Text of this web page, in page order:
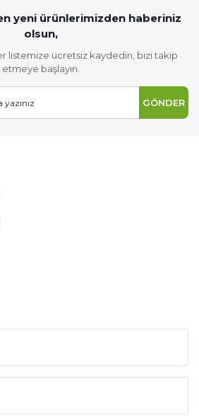
yeni ürünlerimizden haberiniz
olsun,
listemize ücretsiz kaydedin, bizi takip
etmeye başlayın.
GÖNDER